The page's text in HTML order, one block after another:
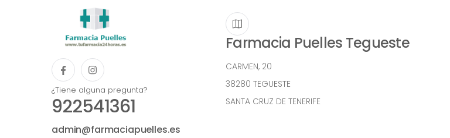
¿Tiene alguna pregunta?
922541361
admin@farmaciapuelles.es
Farmacia Puelles Tegueste
CARMEN, 20
38280 TEGUESTE
SANTA CRUZ DE TENERIFE